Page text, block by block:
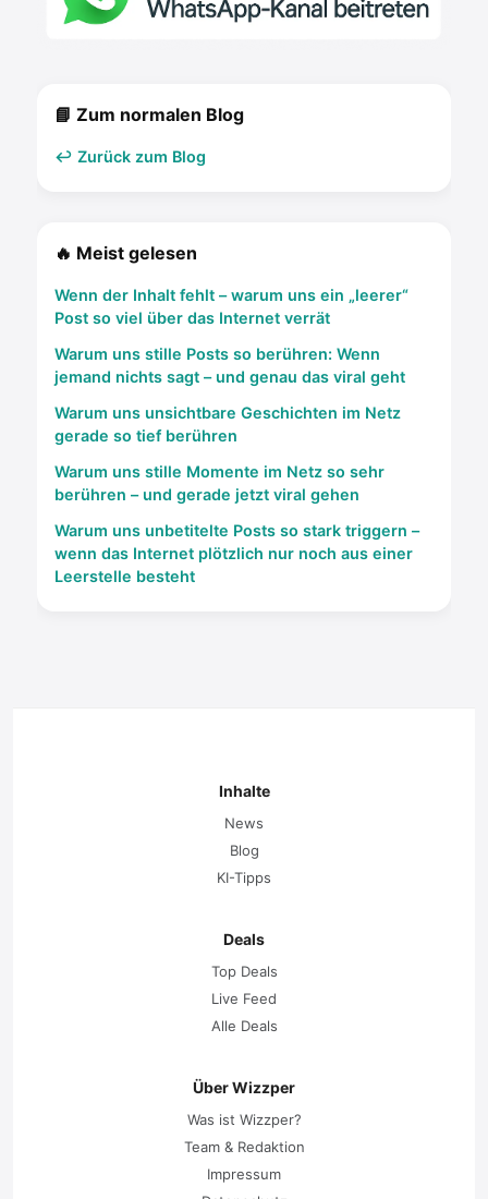
📘 Zum normalen Blog
↩️ Zurück zum Blog
🔥 Meist gelesen
Wenn der Inhalt fehlt – warum uns ein „leerer“
Post so viel über das Internet verrät
Warum uns stille Posts so berühren: Wenn
jemand nichts sagt – und genau das viral geht
Warum uns unsichtbare Geschichten im Netz
gerade so tief berühren
Warum uns stille Momente im Netz so sehr
berühren – und gerade jetzt viral gehen
Warum uns unbetitelte Posts so stark triggern –
wenn das Internet plötzlich nur noch aus einer
Leerstelle besteht
Inhalte
News
Blog
KI-Tipps
Deals
Top Deals
Live Feed
Alle Deals
Über Wizzper
Was ist Wizzper?
Team & Redaktion
Impressum